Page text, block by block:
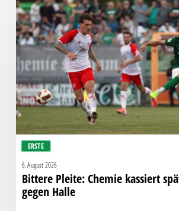
ERSTE
Pleite:
Chemie
kassiert
späten
Knockout
gegen
Halle
6. August 2026
Bittere Pleite: Chemie kassiert
gegen Halle